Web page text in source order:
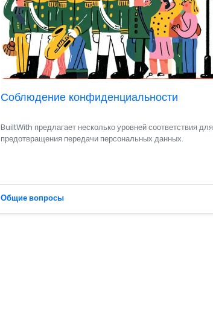
Соблюдение конфиденциальности
BuiltWith предлагает несколько уровней соответствия для
предотвращения передачи персональных данных.
Общие вопросы